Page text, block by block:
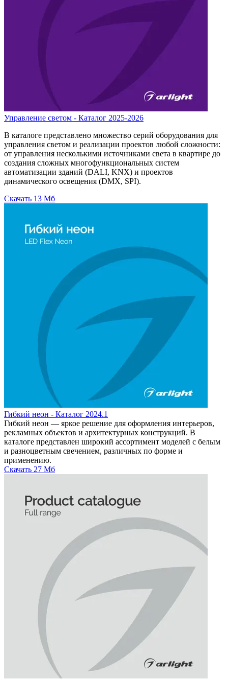
Управление светом - Каталог 2025-2026
В каталоге представлено множество серий оборудования для
управления светом и реализации проектов любой сложности:
от управления несколькими источниками света в квартире до
создания сложных многофункциональных систем
автоматизации зданий (DALI, KNX) и проектов
динамического освещения (DMX, SPI).
Скачать 13 Мб
Гибкий неон - Каталог 2024.1
Гибкий неон — яркое решение для оформления интерьеров,
рекламных объектов и архитектурных конструкций. В
каталоге представлен широкий ассортимент моделей с белым
и разноцветным свечением, различных по форме и
применению.
Скачать 27 Мб